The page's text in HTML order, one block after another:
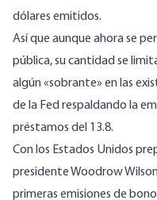
dólares emitidos.
Así que aunque ahora se
pública, su cantidad se
algún «sobrante» en las
de la Fed respaldando la
préstamos del 13.8.
Con los Estados Unidos
presidente Woodrow
primeras emisiones de